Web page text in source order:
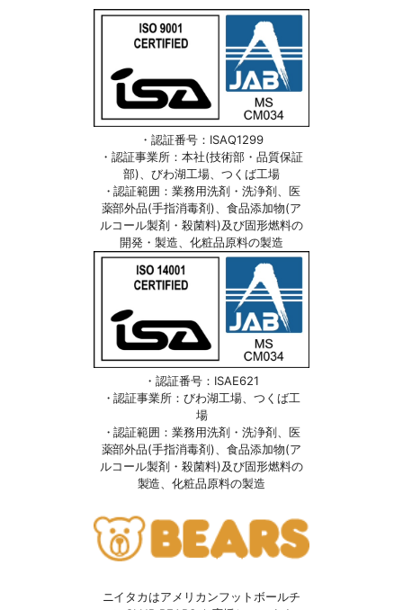
・認証番号：ISAQ1299
・認証事業所：本社(技術部・品質保証
部)、びわ湖工場、つくば工場
・認証範囲：業務用洗剤・洗浄剤、医
薬部外品(手指消毒剤)、食品添加物(ア
ルコール製剤・殺菌料)及び固形燃料の
開発・製造、化粧品原料の製造
・認証番号：ISAE621
・認証事業所：びわ湖工場、つくば工
場
・認証範囲：業務用洗剤・洗浄剤、医
薬部外品(手指消毒剤)、食品添加物(ア
ルコール製剤・殺菌料)及び固形燃料の
製造、化粧品原料の製造
ニイタカはアメリカンフットボールチ